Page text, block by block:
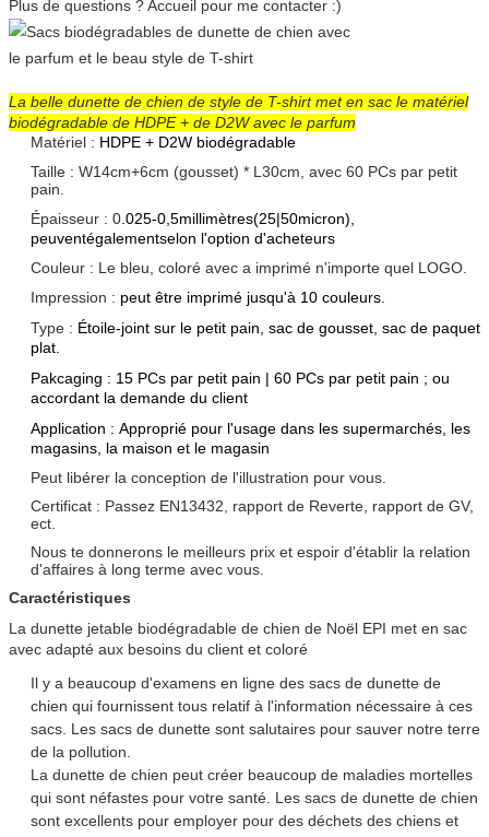
Plus de questions ? Accueil pour me contacter :)
La belle dunette de chien de style de T-shirt met en sac le matériel
biodégradable de HDPE + de D2W avec le parfum
Matériel : HDPE + D2W biodégradable
Taille : W14cm+6cm (gousset) * L30cm, avec 60 PCs par petit
pain.
Épaisseur : 0 .025-0,5millimètres(25|50micron),
peuventégalementselon l'option d'acheteurs
Couleur : Le bleu, coloré avec a imprimé n'importe quel LOGO.
Impression : peut être imprimé jusqu'à 10 couleurs.
Type : Étoile-joint sur le petit pain, sac de gousset, sac de paquet
plat.
Pakcaging : 15 PCs par petit pain | 60 PCs par petit pain ; ou
accordant la demande du client
Application : Approprié pour l'usage dans les supermarchés, les
magasins, la maison et le magasin
Peut libérer la conception de l'illustration pour vous.
Certificat : Passez EN13432, rapport de Reverte, rapport de GV,
ect.
Nous te donnerons le meilleurs prix et espoir d'établir la relation
d'affaires à long terme avec vous.
Caractéristiques
La dunette jetable biodégradable de chien de Noël EPI met en sac
avec adapté aux besoins du client et coloré
Il y a beaucoup d'examens en ligne des sacs de dunette de
chien qui fournissent tous relatif à l'information nécessaire à ces
sacs. Les sacs de dunette sont salutaires pour sauver notre terre
de la pollution.
La dunette de chien peut créer beaucoup de maladies mortelles
qui sont néfastes pour votre santé. Les sacs de dunette de chien
sont excellents pour employer pour des déchets des chiens et